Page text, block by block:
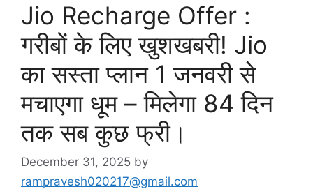
Jio Recharge Offer :
गरीबों के लिए खुशखबरी! Jio
का सस्ता प्लान 1 जनवरी से
मचाएगा धूम – मिलेगा 84 दिन
तक सब कुछ फ्री।
December 31, 2025 by
rampravesh020217@gmail.com